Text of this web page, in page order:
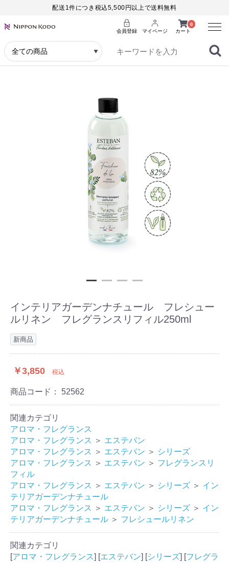
配送1件につき税込5,500円以上で送料無料
0
カート
会員登録 マイページ
Menu
インテリアガーデンナチュール フレシュー
ルリネン フレグランスリフィル250ml
新商品
￥3,850 税込
商品コード： 52562
関連カテゴリ
アロマ・フレグランス
アロマ・フレグランス ＞ エステバン
アロマ・フレグランス ＞ エステバン ＞ シリーズ
アロマ・フレグランス ＞ エステバン ＞ フレグランスリ
フィル
アロマ・フレグランス ＞ エステバン ＞ シリーズ ＞ イン
テリアガーデンナチュール
アロマ・フレグランス ＞ エステバン ＞ シリーズ ＞ イン
テリアガーデンナチュール ＞ フレシュールリネン
関連カテゴリ
[アロマ・フレグランス] [エステバン] [シリーズ] [フレグラ